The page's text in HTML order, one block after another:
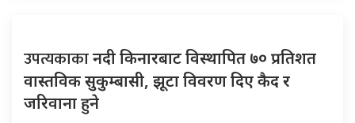
उपत्यकाकानदी किनारबाट विस्थापित ७० प्रतिशत
वास्तविक सुकुम्बासी, झूटा विवरण दिए कैद र
जरिवाना हुने